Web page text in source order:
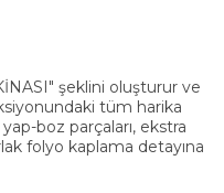
şeklini oluşturur ve
tüm harika
boz parçaları, ekstra
folyo kaplama detayına